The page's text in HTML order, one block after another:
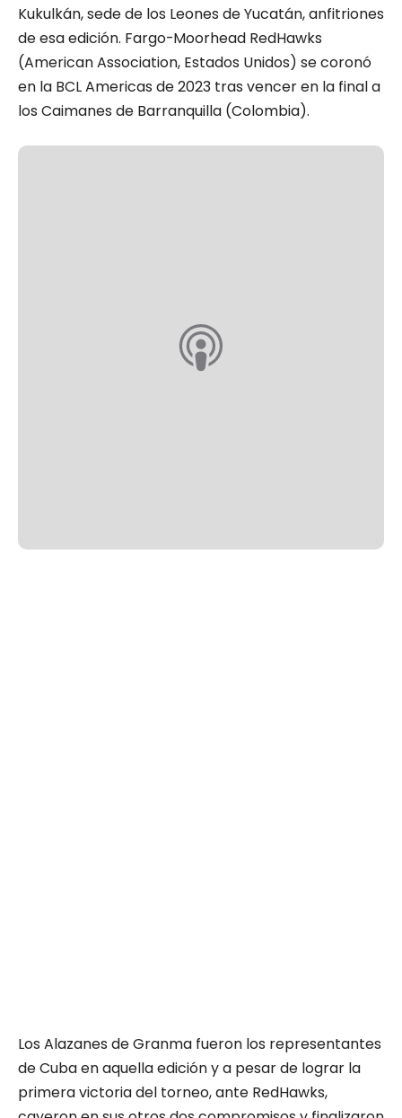
Kukulkán, sede de los Leones de Yucatán, anfitriones
de esa edición. Fargo-Moorhead RedHawks
(American Association, Estados Unidos) se coronó
en la BCL Americas de 2023 tras vencer en la final a
los Caimanes de Barranquilla (Colombia).
Los Alazanes de Granma fueron los representantes
de Cuba en aquella edición y a pesar de lograr la
primera victoria del torneo, ante RedHawks,